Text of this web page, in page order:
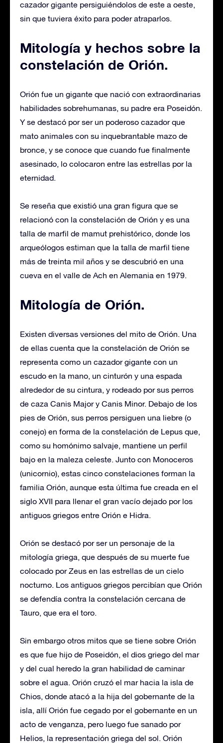
cazador gigante persiguiéndolos de este a oeste,
sin que tuviera éxito para poder atraparlos.
Mitología y hechos sobre la
constelación de Orión.
Orión fue un gigante que nació con extraordinarias
habilidades sobrehumanas, su padre era Poseidón.
Y se destacó por ser un poderoso cazador que
mato animales con su inquebrantable mazo de
bronce, y se conoce que cuando fue finalmente
asesinado, lo colocaron entre las estrellas por la
eternidad.
Se reseña que existió una gran figura que se
relacionó con la constelación de Orión y es una
talla de marfil de mamut prehistórico, donde los
arqueólogos estiman que la talla de marfil tiene
más de treinta mil años y se descubrió en una
cueva en el valle de Ach en Alemania en 1979.
Mitología de Orión.
Existen diversas versiones del mito de Orión. Una
de ellas cuenta que la constelación de Orión se
representa como un cazador gigante con un
escudo en la mano, un cinturón y una espada
alrededor de su cintura, y rodeado por sus perros
de caza Canis Major y Canis Minor. Debajo de los
pies de Orión, sus perros persiguen una liebre (o
conejo) en forma de la constelación de Lepus que,
como su homónimo salvaje, mantiene un perfil
bajo en la maleza celeste. Junto con Monoceros
(unicornio), estas cinco constelaciones forman la
familia Orión, aunque esta última fue creada en el
siglo XVII para llenar el gran vacío dejado por los
antiguos griegos entre Orión e Hidra.
Orión se destacó por ser un personaje de la
mitología griega, que después de su muerte fue
colocado por Zeus en las estrellas de un cielo
nocturno. Los antiguos griegos percibían que Orión
se defendía contra la constelación cercana de
Tauro, que era el toro.
Sin embargo otros mitos que se tiene sobre Orión
es que fue hijo de Poseidón, el dios griego del mar
y del cual heredo la gran habilidad de caminar
sobre el agua. Orión cruzó el mar hacia la isla de
Chios, donde atacó a la hija del gobernante de la
isla, allí Orión fue cegado por el gobernante en un
acto de venganza, pero luego fue sanado por
Helios, la representación griega del sol. Orión